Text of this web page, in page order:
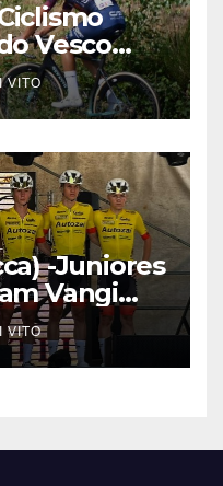
Vesco
al
(UC
(SC
VITO
Vangi
il “Gran
–
VITO